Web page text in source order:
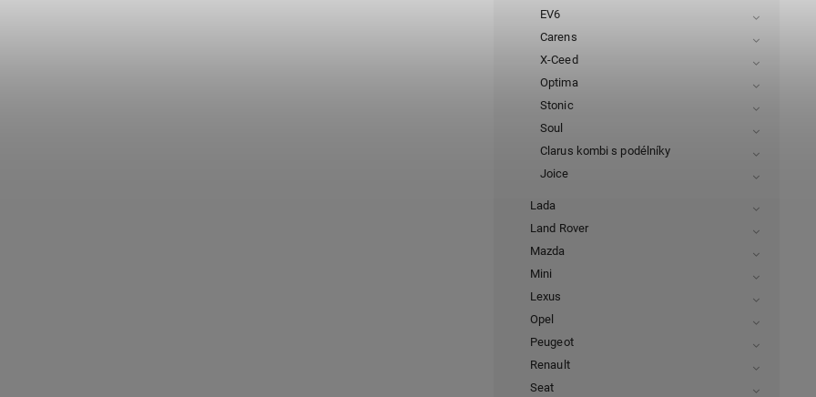
EV6
Carens
X-Ceed
Optima
Stonic
Soul
Clarus kombi s podélníky
Joice
Lada
Land Rover
Mazda
Mini
Lexus
Opel
Peugeot
Renault
Seat